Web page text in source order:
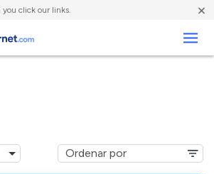
you click our links. ×